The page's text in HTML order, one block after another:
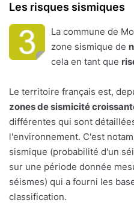
Les risques sismiques
La commune de
zone sismique de
cela en tant que
Le territoire français est,
zones de sismicité
différentes qui sont
l'environnement. C'est
sismique (probabilité d'un
sur une période donnée
séismes) qui a fourni les
classification.